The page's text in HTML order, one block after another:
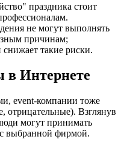
праздника стоит
не могут выполнять
причинам;
снижает такие риски.
в Интернете
event-компании тоже
отрицательные). Взглянув
могут принимать
выбранной фирмой.